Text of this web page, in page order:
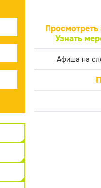
Просмотреть
Узнать
Афиша на